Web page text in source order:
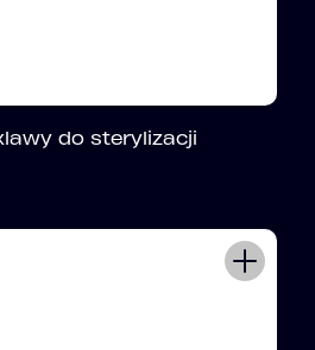
do sterylizacji